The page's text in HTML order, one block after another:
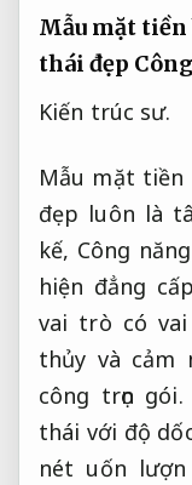
Mẫu mặt
thái đẹp
Kiến trúc sư.
Mẫu mặt
đẹp luôn là
kế, Công
hiện đẳng
vai trò có
thủy và cảm
công trọn gói.
thái với độ
nét uốn